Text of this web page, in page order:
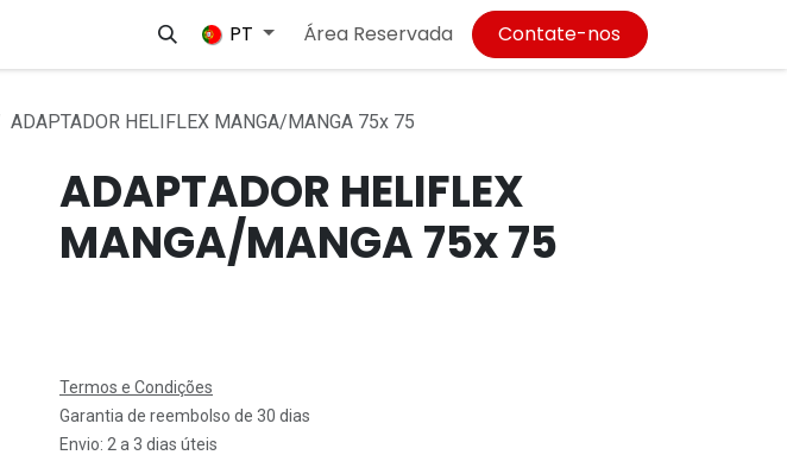
Empregos
PT Área Reservada Contate-nos
ADAPTADOR HELIFLEX MANGA/MANGA 75x 75
ADAPTADOR HELIFLEX
MANGA/MANGA 75x 75
Termos e Condições
Garantia de reembolso de 30 dias
Envio: 2 a 3 dias úteis